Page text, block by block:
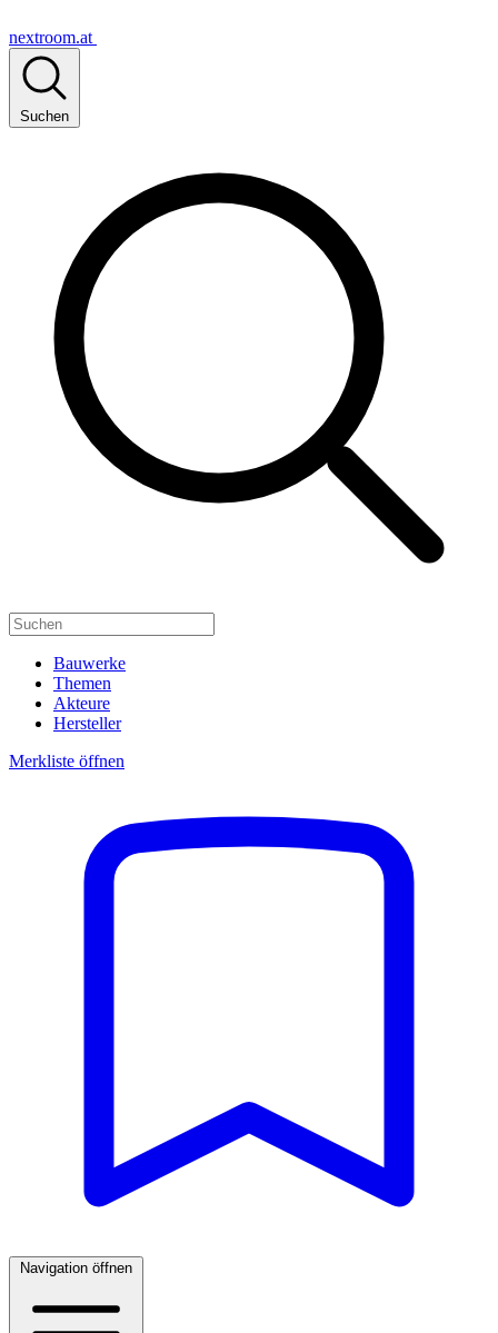
nextroom.at
Suchen
Bauwerke
Themen
Akteure
Hersteller
Merkliste öffnen
Navigation öffnen